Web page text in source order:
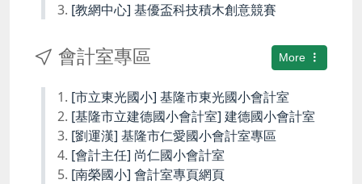
[教網中心] 基優盃科技積木創意競賽
More
會計室專區
[市立東光國小] 基隆市東光國小會計室
[基隆市立建德國小會計室] 建德國小會計室
[劉運漢] 基隆市仁愛國小會計室專區
[會計主任] 尚仁國小會計室
[南榮國小] 會計室專頁網頁